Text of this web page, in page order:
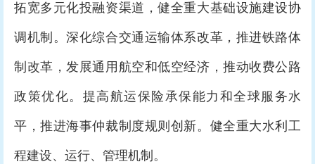
拓宽多元化投融资渠道，健全重大基础设施建设协
调机制。深化综合交通运输体系改革，推进铁路体
制改革，发展通用航空和低空经济，推动收费公路
政策优化。提高航运保险承保能力和全球服务水
平，推进海事仲裁制度规则创新。健全重大水利工
程建设、运行、管理机制。